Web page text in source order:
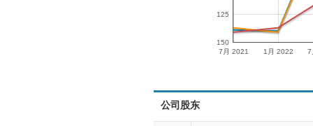
7月 2021 1月 2022 7
125
150
公司股东